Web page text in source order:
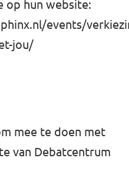
op hun website:
events/
jou/
mee te doen met
van Debatcentrum